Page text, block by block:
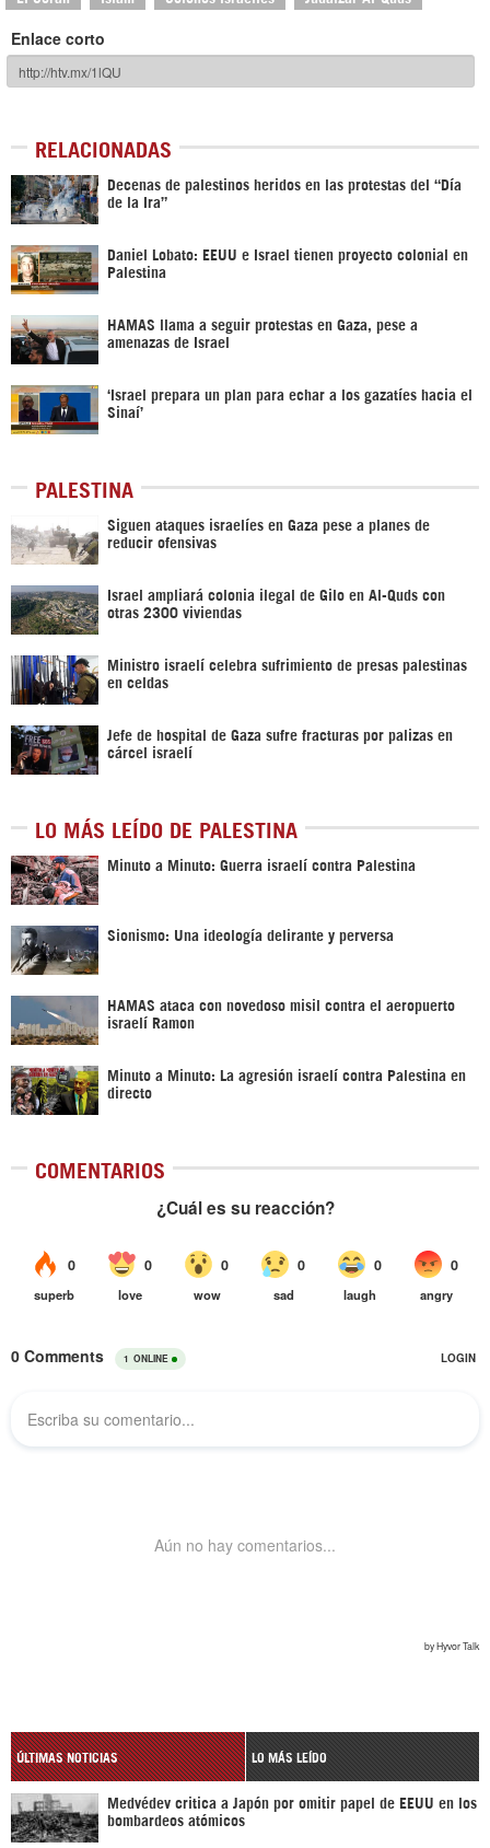
Enlace corto
RELACIONADAS
Decenas de palestinos heridos en las protestas del “Día
de la Ira”
Daniel Lobato: EEUU e Israel tienen proyecto colonial en
Palestina
HAMAS llama a seguir protestas en Gaza, pese a
amenazas de Israel
‘Israel prepara un plan para echar a los gazatíes hacia el
Sinaí’
PALESTINA
Siguen ataques israelíes en Gaza pese a planes de
reducir ofensivas
Israel ampliará colonia ilegal de Gilo en Al-Quds con
otras 2300 viviendas
Ministro israelí celebra sufrimiento de presas palestinas
en celdas
Jefe de hospital de Gaza sufre fracturas por palizas en
cárcel israelí
LO MÁS LEÍDO DE PALESTINA
Minuto a Minuto: Guerra israelí contra Palestina
Sionismo: Una ideología delirante y perversa
HAMAS ataca con novedoso misil contra el aeropuerto
israelí Ramon
Minuto a Minuto: La agresión israelí contra Palestina en
directo
COMENTARIOS
ÚLTIMAS NOTICIAS LO MÁS LEÍDO
Medvédev critica a Japón por omitir papel de EEUU en los
bombardeos atómicos